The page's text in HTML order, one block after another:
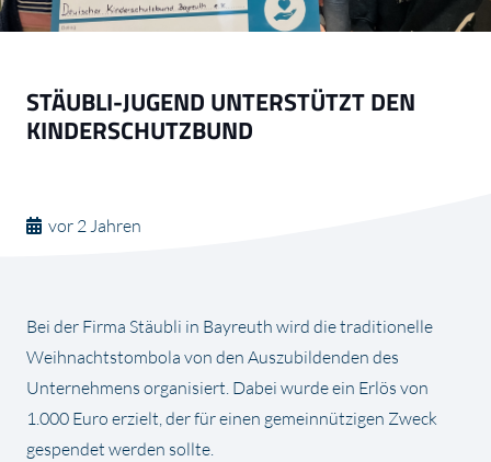
STÄUBLI-JUGEND UNTERSTÜTZT DEN
KINDERSCHUTZBUND
vor 2 Jahren
Bei der Firma Stäubli in Bayreuth wird die traditionelle
Weihnachtstombola von den Auszubildenden des
Unternehmens organisiert. Dabei wurde ein Erlös von
1.000 Euro erzielt, der für einen gemeinnützigen Zweck
gespendet werden sollte.